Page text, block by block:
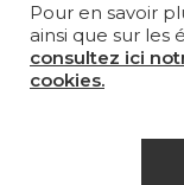
OÙ NOUS
Pour en savoir
ainsi que sur les
consultez ici
cookies.